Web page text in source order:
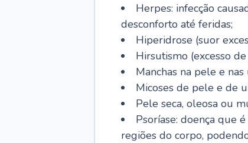
Herpes: infecção
desconforto até feridas;
Hiperidrose (suor
Hirsutismo (excesso
Manchas na pele e nas
Micoses de pele e de
Pele seca, oleosa ou
Psoríase: doença que
regiões do corpo,